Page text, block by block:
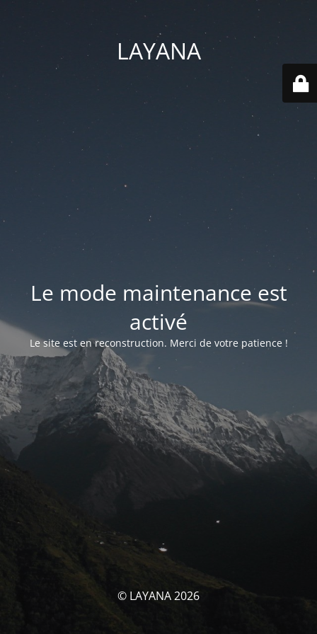
LAYANA
Le mode maintenance est
activé
Le site est en reconstruction. Merci de votre patience !
© LAYANA 2026